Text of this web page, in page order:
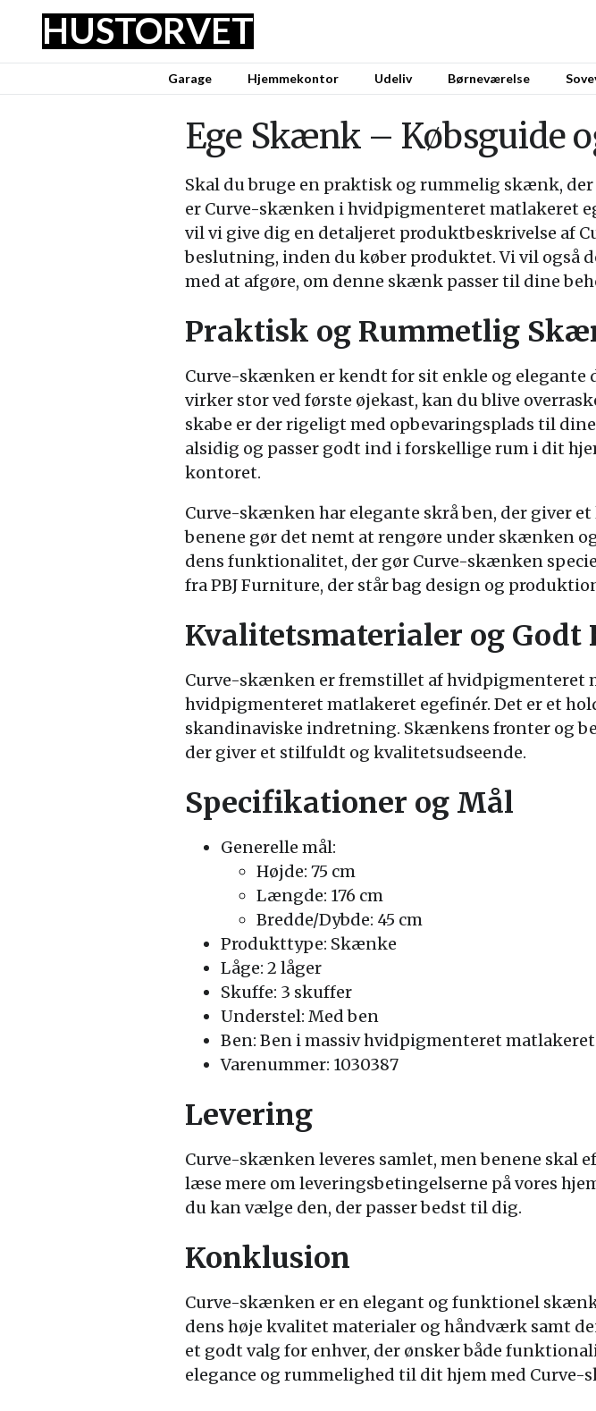
HUSTORVET
Garage Hjemmekontor Udeliv Børneværelse
Ege Skænk – Købsguide
Skal du bruge en praktisk og rummelig skænk,
er Curve-skænken i hvidpigmenteret matlakeret
vil vi give dig en detaljeret produktbeskrivelse af
beslutning, inden du køber produktet. Vi vil også
med at afgøre, om denne skænk passer til dine
Praktisk og Rummetlig
Curve-skænken er kendt for sit enkle og
virker stor ved første øjekast, kan du blive
skabe er der rigeligt med opbevaringsplads til
alsidig og passer godt ind i forskellige rum i dit
kontoret.
Curve-skænken har elegante skrå ben, der giver
benene gør det nemt at rengøre under skænken
dens funktionalitet, der gør Curve-skænken
fra PBJ Furniture, der står bag design og
Kvalitetsmaterialer og
Curve-skænken er fremstillet af hvidpigmenteret
hvidpigmenteret matlakeret egefinér. Det er et
skandinaviske indretning. Skænkens fronter og
der giver et stilfuldt og kvalitetsudseende.
Specifikationer og Mål
Generelle mål:
Højde: 75 cm
Længde: 176 cm
Bredde/Dybde: 45 cm
Produkttype: Skænke
Låge: 2 låger
Skuffe: 3 skuffer
Understel: Med ben
Ben: Ben i massiv hvidpigmenteret matlakeret
Varenummer: 1030387
Levering
Curve-skænken leveres samlet, men benene skal
læse mere om leveringsbetingelserne på vores
du kan vælge den, der passer bedst til dig.
Konklusion
Curve-skænken er en elegant og funktionel
dens høje kvalitet materialer og håndværk samt
et godt valg for enhver, der ønsker både
elegance og rummelighed til dit hjem med